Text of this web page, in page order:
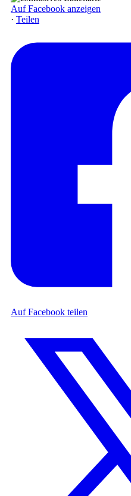
Auf Facebook anzeigen
· Teilen
Auf Facebook teilen